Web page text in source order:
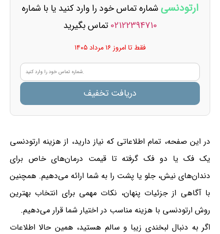
ارتودنسی شماره تماس خود را وارد کنید یا با شماره
02122394710 تماس بگیرید
فقط تا امروز ۱۶ مرداد ۱۴۰۵
دریافت تخفیف
در این صفحه، تمام اطلاعاتی که نیاز دارید، از هزینه ارتودنسی
یک فک یا دو فک گرفته تا قیمت درمان‌های خاص برای
دندان‌های نیش، جلو یا پشت را به شما ارائه می‌دهیم. همچنین
با آگاهی از جزئیات پنهان، نکات مهمی برای انتخاب بهترین
روش ارتودنسی با هزینه مناسب در اختیار شما قرار می‌دهیم.
اگر به دنبال لبخندی زیبا و سالم هستید، همین حالا اطلاعات